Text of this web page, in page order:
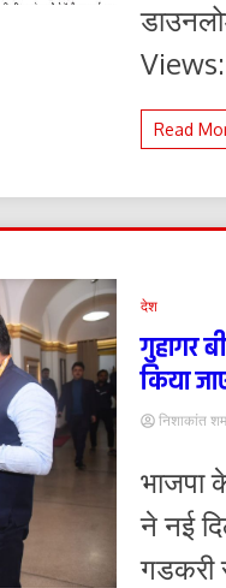
Read
देश
गुहागर
किया
निशाकांत
भाजपा
ने नई
गडकरी